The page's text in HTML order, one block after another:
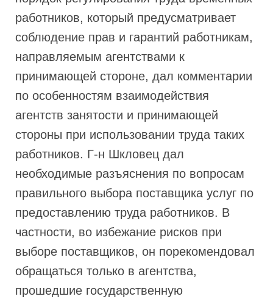
работников, который предусматривает
соблюдение прав и гарантий работникам,
направляемым агентствами к
принимающей стороне, дал комментарии
по особенностям взаимодействия
агентств занятости и принимающей
стороны при использовании труда таких
работников. Г-н Шкловец дал
необходимые разъяснения по вопросам
правильного выбора поставщика услуг по
предоставлению труда работников. В
частности, во избежание рисков при
выборе поставщиков, он порекомендовал
обращаться только в агентства,
прошедшие государственную